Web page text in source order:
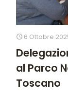
6 Ottobre
al Parco
Toscano